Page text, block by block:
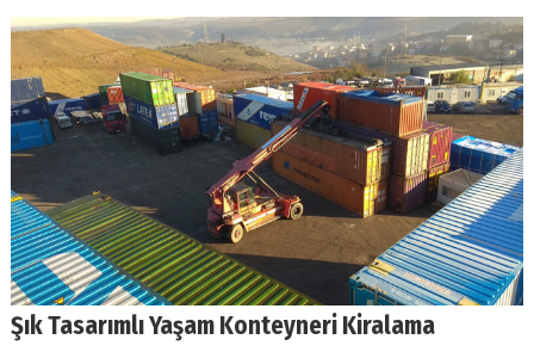
Şık Tasarımlı Yaşam Konteyneri Kiralama